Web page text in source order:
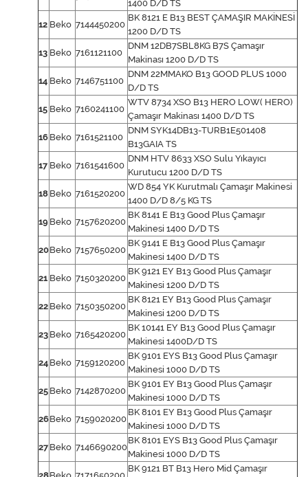
1400 D/D TS
12 Beko 7144450200
BK 8121 E B13 BEST ÇAMAŞIR MAKİNESİ
1200 D/D TS
13 Beko 7161121100
DNM 12DB7SBL8KG B7S Çamaşır
Makinası 1200 D/D TS
14 Beko 7146751100
DNM 22MMAKO B13 GOOD PLUS 1000
D/D TS
15 Beko 7160241100
WTV 8734 XSO B13 HERO LOW( HERO)
Çamaşır Makinası 1400 D/D TS
16 Beko 7161521100
DNM SYK14DB13-TURB1E501408
B13GAIA TS
17 Beko 7161541600
DNM HTV 8633 XSO Sulu Yıkayıcı
Kurutucu 1200 D/D TS
18 Beko 7161520200
WD 854 YK Kurutmalı Çamaşır Makinesi
1400 D/D 8/5 KG TS
19 Beko 7157620200
BK 8141 E B13 Good Plus Çamaşır
Makinesi 1400 D/D TS
20Beko 7157650200
BK 9141 E B13 Good Plus Çamaşır
Makinesi 1400 D/D TS
21 Beko 7150320200
BK 9121 EY B13 Good Plus Çamaşır
Makinesi 1200 D/D TS
22 Beko 7150350200
BK 8121 EY B13 Good Plus Çamaşır
Makinesi 1200 D/D TS
23 Beko 7165420200
BK 10141 EY B13 Good Plus Çamaşır
Makinesi 1400D/D TS
24 Beko 7159120200
BK 9101 EYS B13 Good Plus Çamaşır
Makinesi 1000 D/D TS
25 Beko 7142870200
BK 9101 EY B13 Good Plus Çamaşır
Makinesi 1000 D/D TS
26Beko 7159020200
BK 8101 EY B13 Good Plus Çamaşır
Makinesi 1000 D/D TS
27 Beko 7146690200
BK 8101 EYS B13 Good Plus Çamaşır
Makinesi 1000 D/D TS
BK 9121 BT B13 Hero Mid Çamaşır